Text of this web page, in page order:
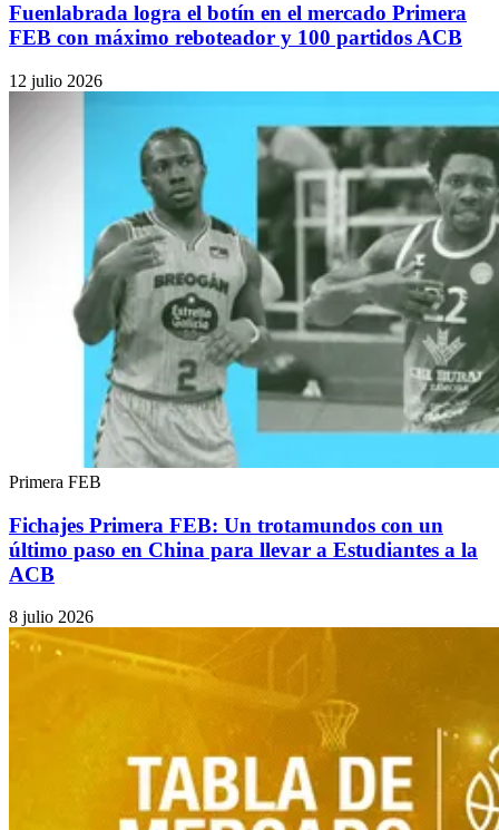
Fuenlabrada logra el botín en el mercado Primera
FEB con máximo reboteador y 100 partidos ACB
12 julio 2026
Primera FEB
Fichajes Primera FEB: Un trotamundos con un
último paso en China para llevar a Estudiantes a la
ACB
8 julio 2026